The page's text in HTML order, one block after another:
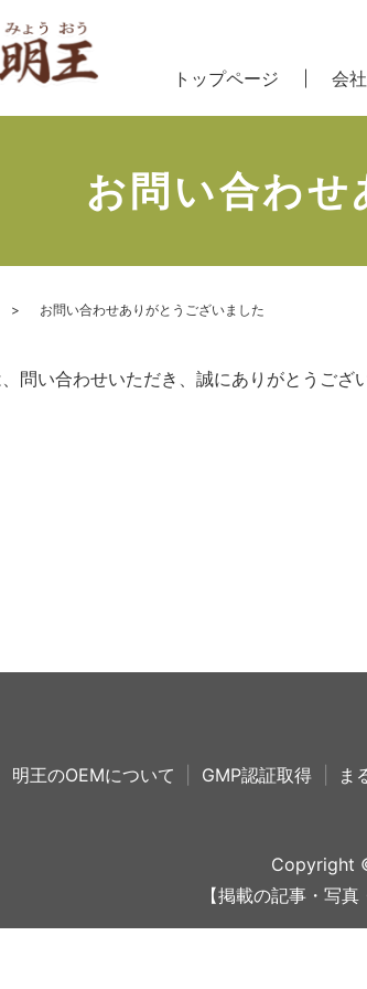
トップページ 会
お問い合わ
お問い合わせありがとうございました
問い合わせいただき、誠にありがとうござ
明王のOEMについて GMP認証取得 ま
Copyright
【掲載の記事・写